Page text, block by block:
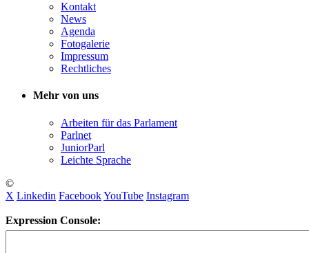
Kontakt
News
Agenda
Fotogalerie
Impressum
Rechtliches
Mehr von uns
Arbeiten für das Parlament
Parlnet
JuniorParl
Leichte Sprache
©
X Linkedin FacebookYouTube Instagram
Expression Console: